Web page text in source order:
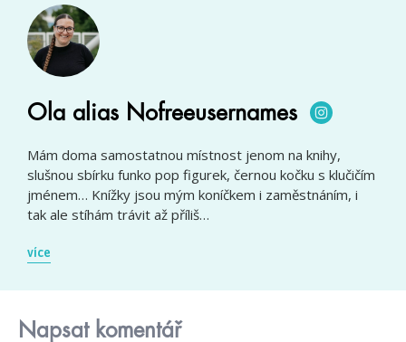
Ola alias Nofreeusernames
Mám doma samostatnou místnost jenom na knihy,
slušnou sbírku funko pop figurek, černou kočku s klučičím
jménem… Knížky jsou mým koníčkem i zaměstnáním, i
tak ale stíhám trávit až příliš…
více
Napsat komentář